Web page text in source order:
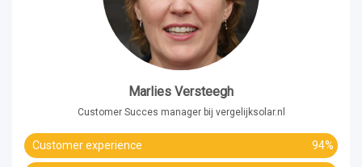
Marlies Versteegh
Customer Succes manager bij vergelijksolar.nl
Customer experience 94%